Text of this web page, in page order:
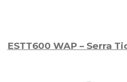
ESTT600 WAP – Serra